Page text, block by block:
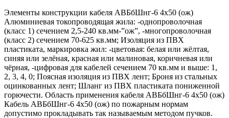
Элементы конструкции кабеля АВБбШнг-6 4х50 (ож)
Алюминиевая токопроводящая жила: -однопроволочная
(класс 1) сечением 2,5-240 кв.мм-”ож”, -многопроволочная
(класс 2) сечением 70-625 кв.мм; Изоляция из ПВХ
пластиката, маркировка жил: -цветовая: белая или жёлтая,
синяя или зелёная, красная или малиновая, коричневая или
чёрная, -цифровая для кабелей сечением 70 кв.мм и выше: 1,
2, 3, 4, 0; Поясная изоляция из ПВХ лент; Броня из стальных
оцинкованных лент; Шланг из ПВХ пластиката пониженной
горючести. Область применения кабеля АВБбШнг-6 4х50 (ож)
Кабель АВБбШнг-6 4х50 (ож) по пожарным нормам
допустимо прокладывать так называемым методом пучков.